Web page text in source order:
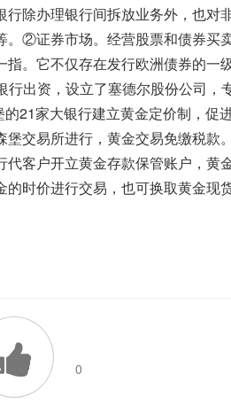
除办理银行间拆放业务外，也对
②证券市场。经营股票和债券买
。它不仅存在发行欧洲债券的一
出资，设立了塞德尔股份公司，
21家大银行建立黄金定价制，促
交易所进行，黄金交易免缴税款
客户开立黄金存款保管账户，黄
时价进行交易，也可换取黄金现
0